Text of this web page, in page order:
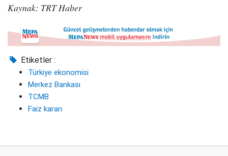
Kaynak: TRT Haber
Etiketler :
Türkiye ekonomisi
Merkez Bankası
TCMB
Faiz kararı